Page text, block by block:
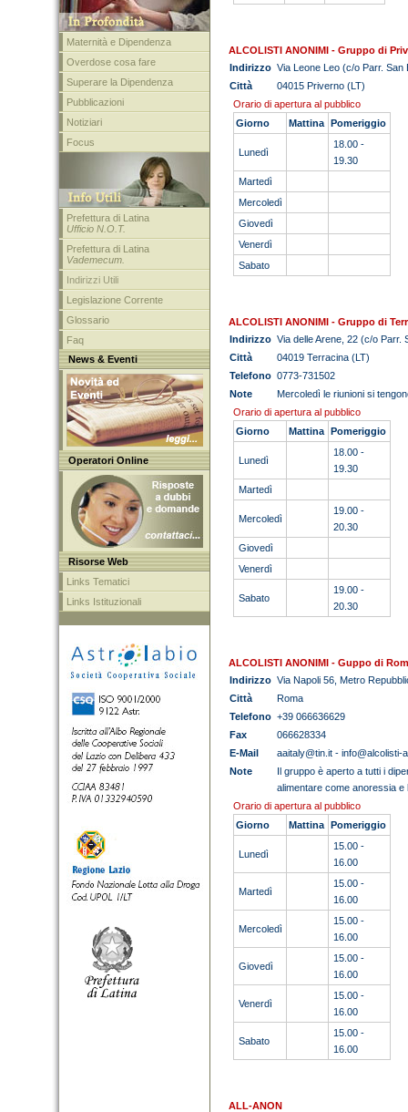
Maternità e Dipendenza
Overdose cosa fare
Superare la Dipendenza
Pubblicazioni
Notiziari
Focus
Prefettura di Latina
Ufficio N.O.T.
Prefettura di Latina
Vademecum.
Indirizzi Utili
Legislazione Corrente
Glossario
Faq
News & Eventi
Operatori Online
Risorse Web
Links Tematici
Links Istituzionali
ALCOLISTI ANONIMI - Gruppo di
Indirizzo Via Leone Leo (c/o Parr. San
Città
04015 Priverno (LT)
Orario di apertura al pubblico
Giorno
Mattina Pomeriggio
Lunedì
18.00 -
19.30
Martedì
Mercoledì
Giovedì
Venerdì
Sabato
ALCOLISTI ANONIMI - Gruppo di
Indirizzo Via delle Arene, 22 (c/o Parr.
Città
04019 Terracina (LT)
Telefono 0773-731502
Note
Mercoledì le riunioni si
Orario di apertura al pubblico
Giorno
Mattina Pomeriggio
Lunedì
18.00 -
19.30
Martedì
Mercoledì
19.00 -
20.30
Giovedì
Venerdì
Sabato
19.00 -
20.30
ALCOLISTI ANONIMI - Guppo di
Indirizzo Via Napoli 56, Metro
Città
Roma
Telefono +39 066636629
Fax
066628334
E-Mail
aaitaly@tin.it - info@alcolisti-
Note
Il gruppo è aperto a tutti i
alimentare come anoressia e
Orario di apertura al pubblico
Giorno
Mattina Pomeriggio
Lunedì
15.00 -
16.00
Martedì
15.00 -
16.00
Mercoledì
15.00 -
16.00
Giovedì
15.00 -
16.00
Venerdì
15.00 -
16.00
Sabato
15.00 -
16.00
ALL-ANON